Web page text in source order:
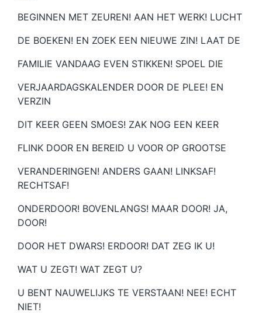
BEGINNEN MET ZEUREN! AAN HET WERK! LUCHT
DE BOEKEN! EN ZOEK EEN NIEUWE ZIN! LAAT DE
FAMILIE VANDAAG EVEN STIKKEN! SPOEL DIE
VERJAARDAGSKALENDER DOOR DE PLEE! EN
VERZIN
DIT KEER GEEN SMOES! ZAK NOG EEN KEER
FLINK DOOR EN BEREID U VOOR OP GROOTSE
VERANDERINGEN! ANDERS GAAN! LINKSAF!
RECHTSAF!
ONDERDOOR! BOVENLANGS! MAAR DOOR! JA,
DOOR!
DOOR HET DWARS! ERDOOR! DAT ZEG IK U!
WAT U ZEGT! WAT ZEGT U?
U BENT NAUWELIJKS TE VERSTAAN! NEE! ECHT
NIET!